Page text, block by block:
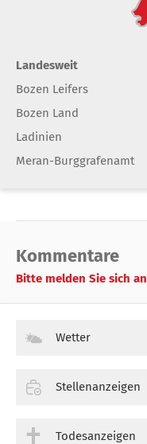
Landesweit
Bozen Leifers
Bozen Land
Ladinien
Meran-Burggrafenamt
Kommentare
Bitte melden Sie sich an
Wetter
Stellenanzeigen
Todesanzeigen